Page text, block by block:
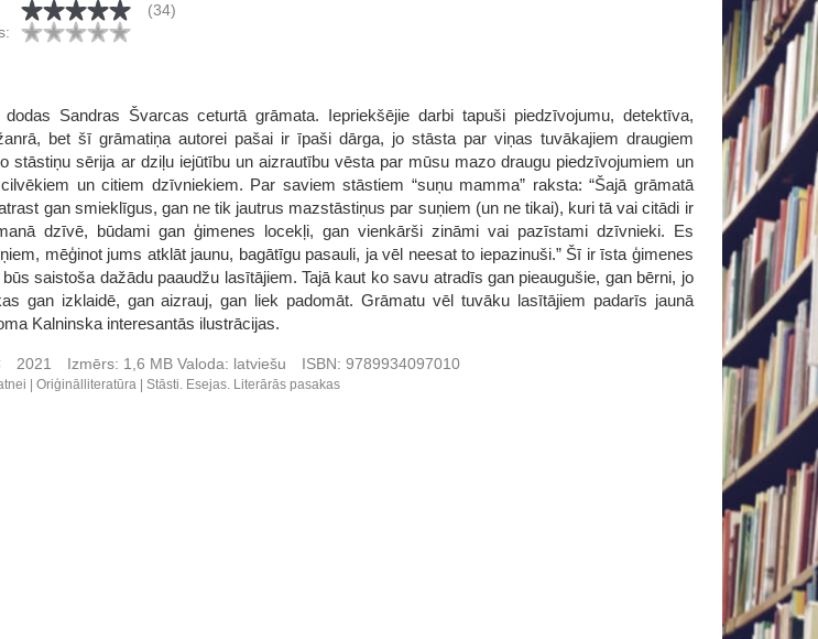
(34)
Sandras Švarcas ceturtā grāmata. Iepriekšējie darbi tapuši piedzīvojumu, detektīva,
bet šī grāmatiņa autorei pašai ir īpaši dārga, jo stāsta par viņas tuvākajiem draugiem
stāstiņu sērija ar dziļu iejūtību un aizrautību vēsta par mūsu mazo draugu piedzīvojumiem un
un citiem dzīvniekiem. Par saviem stāstiem “suņu mamma” raksta: “Šajā grāmatā
gan smieklīgus, gan ne tik jautrus mazstāstiņus par suņiem (un ne tikai), kuri tā vai citādi ir
dzīvē, būdami gan ģimenes locekļi, gan vienkārši zināmi vai pazīstami dzīvnieki. Es
mēģinot jums atklāt jaunu, bagātīgu pasauli, ja vēl neesat to iepazinuši.” Šī ir īsta ģimenes
saistoša dažādu paaudžu lasītājiem. Tajā kaut ko savu atradīs gan pieaugušie, gan bērni, jo
gan izklaidē, gan aizrauj, gan liek padomāt. Grāmatu vēl tuvāku lasītājiem padarīs jaunā
Kalninska interesantās ilustrācijas.
2021 Izmērs: 1,6 MBValoda: latviešu ISBN: 9789934097010
Oriģinālliteratūra Stāsti. Esejas. Literārās pasakas